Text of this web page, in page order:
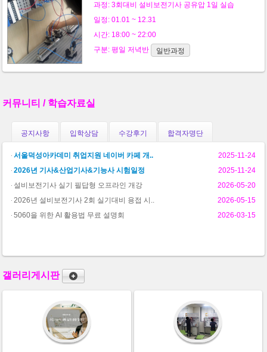
과정: 3회대비 설비보전기사 공유압 1일 실습
일정: 01.01 ~ 12.31
시간: 18:00 ~ 22:00
구분: 평일 저녁반 일반과정
커뮤니티 / 학습자료실
공지사항 입학상담 수강후기 합격자명단
서울덕성아카데미 취업지원 네이버 카페 개..
2025-11-24
2026년 기사&산업기사&기능사 시험일정
2025-11-24
설비보전기사 실기 필답형 오프라인 개강
2026-05-20
2026년 설비보전기사 2회 실기대비 용접 시..
2026-05-15
5060을 위한 AI 활용법 무료 설명회
2026-03-15
갤러리게시판